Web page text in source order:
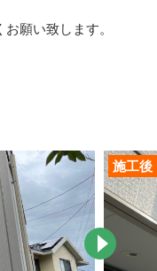
願い致します。
施工後